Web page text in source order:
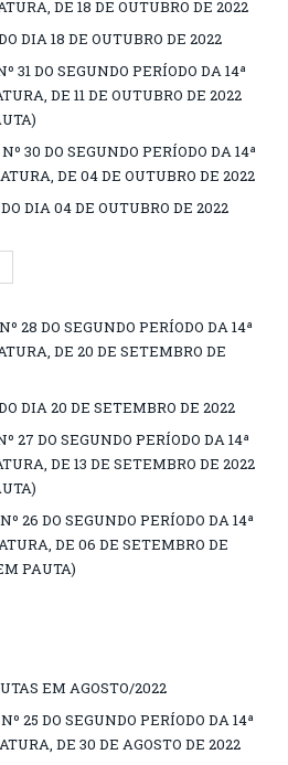
DE 18 DE OUTUBRO DE 2022
DIA 18 DE OUTUBRO DE 2022
31 DO SEGUNDO PERÍODO DA 14ª
DE 11 DE OUTUBRO DE 2022
30 DO SEGUNDO PERÍODO DA 14ª
DE 04 DE OUTUBRO DE 2022
DIA 04 DE OUTUBRO DE 2022
28 DO SEGUNDO PERÍODO DA 14ª
DE 20 DE SETEMBRO DE
DIA 20 DE SETEMBRO DE 2022
27 DO SEGUNDO PERÍODO DA 14ª
DE 13 DE SETEMBRO DE 2022
26 DO SEGUNDO PERÍODO DA 14ª
DE 06 DE SETEMBRO DE
PAUTA)
EM AGOSTO/2022
25 DO SEGUNDO PERÍODO DA 14ª
DE 30 DE AGOSTO DE 2022